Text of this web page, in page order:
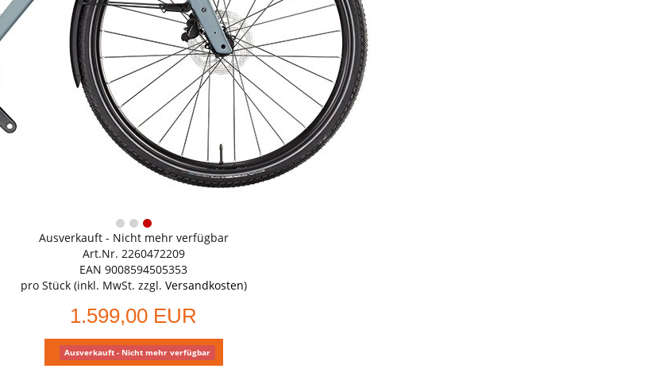
Ausverkauft - Nicht mehr verfügbar
Art.Nr. 2260472209
EAN 9008594505353
pro Stück (inkl. MwSt. zzgl. Versandkosten)
1.599,00 EUR
Ausverkauft - Nicht mehr verfügbar